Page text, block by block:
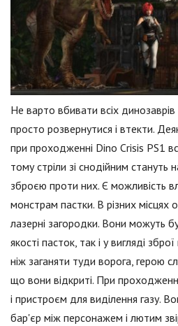
Не варто вбивати всіх
просто розвернутися і втекти.
при проходженні Dino Crisis PS1
тому стріли зі снодійним
зброєю проти них. Є можливість
монстрам пастки. В різних місцях
лазерні загородки. Вони можуть
якості пасток, так і у вигляді
ніж заганяти туди ворога, герою
що вони відкриті. При
і пристроєм для виділення газу.
бар'єр між персонажем і лютим